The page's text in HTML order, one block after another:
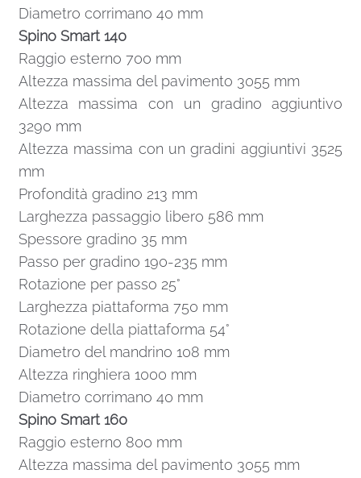
Diametro corrimano 40 mm
Spino Smart 140
Raggio esterno 700 mm
Altezza massima del pavimento 3055 mm
Altezza massima con un gradino aggiuntivo
3290 mm
Altezza massima con un gradini aggiuntivi 3525
mm
Profondità gradino 213 mm
Larghezza passaggio libero 586 mm
Spessore gradino 35 mm
Passo per gradino 190-235 mm
Rotazione per passo 25°
Larghezza piattaforma 750 mm
Rotazione della piattaforma 54°
Diametro del mandrino 108 mm
Altezza ringhiera 1000 mm
Diametro corrimano 40 mm
Spino Smart 160
Raggio esterno 800 mm
Altezza massima del pavimento 3055 mm